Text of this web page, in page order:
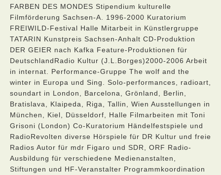
FARBEN DES MONDES Stipendium kulturelle
Filmförderung Sachsen-A. 1996-2000 Kuratorium
FREIWILD-Festival Halle Mitarbeit in Künstlergruppe
TATARIN Kunstpreis Sachsen-Anhalt CD-Produktion
DER GEIER nach Kafka Feature-Produktionen für
DeutschlandRadio Kultur (J.L.Borges)2000-2006 Arbeit
in internat. Performance-Gruppe The wolf and the
winter in Europa und Sing. Solo-performances, radioart,
soundart in London, Barcelona, Grönland, Berlin,
Bratislava, Klaipeda, Riga, Tallin, Wien Ausstellungen in
München, Kiel, Düsseldorf, Halle Filmarbeiten mit Toni
Grisoni (London) Co-Kuratorium Händelfestspiele und
RadioRevolten diverse Hörspiele für DR Kultur und freie
Radios Autor für mdr Figaro und SDR, ORF Radio-
Ausbildung für verschiedene Medienanstalten,
Stiftungen und HF-Veranstalter Programmkoordination